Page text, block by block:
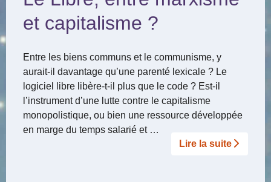
et capitalisme ?
Entre les biens communs et le communisme, y
aurait-il davantage qu’une parenté lexicale ? Le
logiciel libre libère-t-il plus que le code ? Est-il
l’instrument d’une lutte contre le capitalisme
monopolistique, ou bien une ressource développée
en marge du temps salarié et …
Lire la suite­­